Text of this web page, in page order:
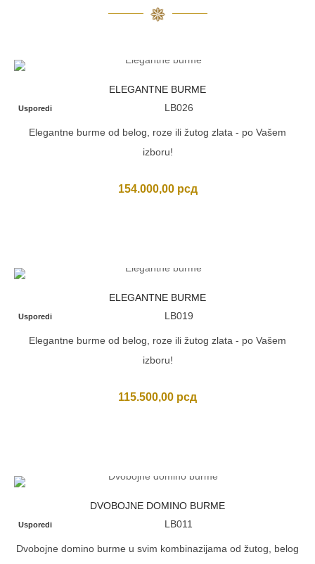
ELEGANTNE BURME
Usporedi LB026
Elegantne burme od belog, roze ili žutog zlata - po Vašem
izboru!
154.000,00 рсд
ELEGANTNE BURME
Usporedi LB019
Elegantne burme od belog, roze ili žutog zlata - po Vašem
izboru!
115.500,00 рсд
DVOBOJNE DOMINO BURME
Usporedi LB011
Dvobojne domino burme u svim kombinazijama od žutog, belog